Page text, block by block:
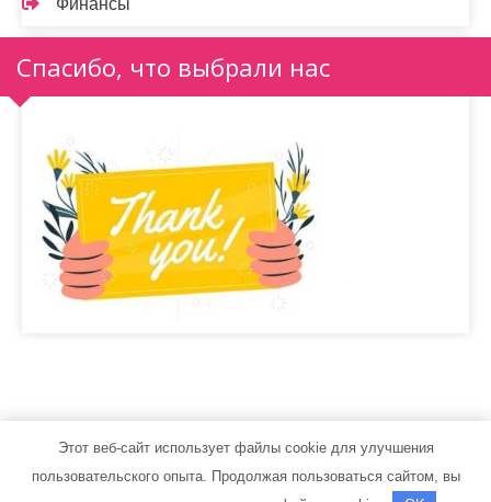
Финансы
Спасибо, что выбрали нас
Этот веб-сайт использует файлы cookie для улучшения
пользовательского опыта. Продолжая пользоваться сайтом, вы